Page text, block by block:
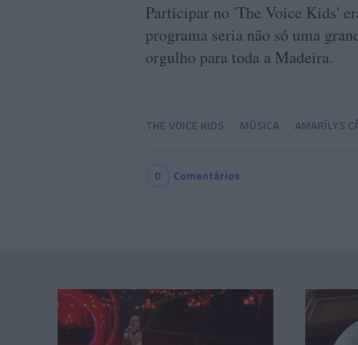
Participar no 'The Voice Kids'
programa seria não só uma
orgulho para toda a Madeira.
THE VOICE KIDS MÚSICA AMARÍLYS
0 Comentários